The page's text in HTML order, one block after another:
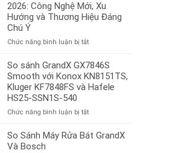
2026: Công Nghệ Mới, Xu
Hướng và Thương Hiệu Đáng
Chú Ý
Chức năng bình luận bị tắtở
Trường
Bếp
Từ
2026:
Nghệ
So sánh GrandX GX7846S
Smooth với Konox KN8151TS,
Kluger KF7848FS và Hafele
HS25-SSN1S-540
Chức năng bình luận bị tắtở
sánh
So Sánh Máy Rửa Bát GrandX
Và Bosch